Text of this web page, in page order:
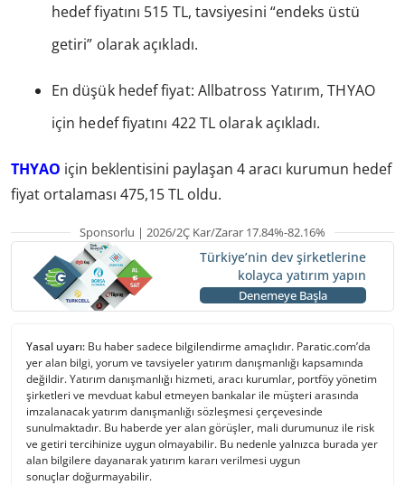
hedef fiyatını 515 TL, tavsiyesini “endeks üstü
getiri” olarak açıkladı.
En düşük hedef fiyat: Allbatross Yatırım, THYAO
için hedef fiyatını 422 TL olarak açıkladı.
THYAO için beklentisini paylaşan 4 aracı kurumun hedef
fiyat ortalaması 475,15 TL oldu.
Sponsorlu | 2026/2Ç Kar/Zarar 17.84%-82.16%
Türkiye’nin dev şirketlerine
kolayca yatırım yapın
Denemeye Başla
Yasal uyarı: Bu haber sadece bilgilendirme amaçlıdır. Paratic.com’da
yer alan bilgi, yorum ve tavsiyeler yatırım danışmanlığı kapsamında
değildir. Yatırım danışmanlığı hizmeti, aracı kurumlar, portföy yönetim
şirketleri ve mevduat kabul etmeyen bankalar ile müşteri arasında
imzalanacak yatırım danışmanlığı sözleşmesi çerçevesinde
sunulmaktadır. Bu haberde yer alan görüşler, mali durumunuz ile risk
ve getiri tercihinize uygun olmayabilir. Bu nedenle yalnızca burada yer
alan bilgilere dayanarak yatırım kararı verilmesi uygun
sonuçlar doğurmayabilir.